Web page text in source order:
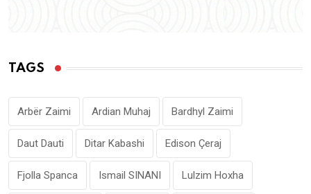
TAGS
Arbër Zaimi Ardian Muhaj Bardhyl Zaimi
Daut Dauti Ditar Kabashi Edison Çeraj
Fjolla Spanca Ismail SINANI Lulzim Hoxha